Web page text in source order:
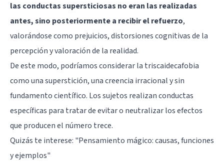
las conductas supersticiosas no eran las realizadas
antes, sino posteriormente a recibir el refuerzo,
valorándose como prejuicios, distorsiones cognitivas de la
percepción y valoración de la realidad.
De este modo, podríamos considerar la triscaidecafobia
como una superstición, una creencia irracional y sin
fundamento científico. Los sujetos realizan conductas
específicas para tratar de evitar o neutralizar los efectos
que producen el número trece.
Quizás te interese: "Pensamiento mágico: causas, funciones
y ejemplos"